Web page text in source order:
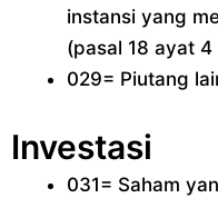
instansi yang
(pasal 18 ayat 4
029= Piutang
Investasi
031= Saham